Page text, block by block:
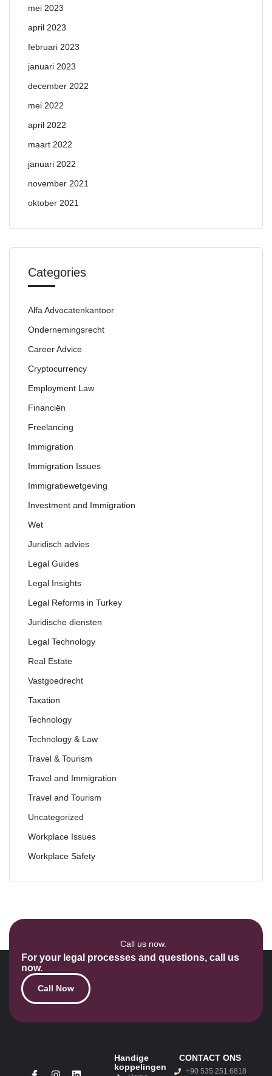
mei 2023
april 2023
februari 2023
januari 2023
december 2022
mei 2022
april 2022
maart 2022
januari 2022
november 2021
oktober 2021
Categories
Alfa Advocatenkantoor
Ondernemingsrecht
Career Advice
Cryptocurrency
Employment Law
Financiën
Freelancing
Immigration
Immigration Issues
Immigratiewetgeving
Investment and Immigration
Wet
Juridisch advies
Legal Guides
Legal Insights
Legal Reforms in Turkey
Juridische diensten
Legal Technology
Real Estate
Vastgoedrecht
Taxation
Technology
Technology & Law
Travel & Tourism
Travel and Immigration
Travel and Tourism
Uncategorized
Workplace Issues
Workplace Safety
Call us now.
For your legal processes and questions, call us
now.
Call Now
Handige
koppelingen
CONTACT ONS
+90 535 251 6818